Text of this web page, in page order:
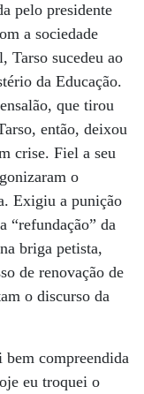
pelo presidente
a sociedade
sucedeu ao
da Educação.
que tirou
então, deixou
crise. Fiel a seu
o
Exigiu a punição
“refundação” da
briga petista,
de renovação de
o discurso da
compreendida
eu troquei o